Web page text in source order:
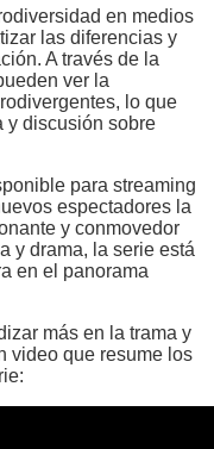
en medios
las diferencias y
A través de la
ver la
lo que
y discusión sobre
para streaming
espectadores la
y conmovedor
y drama, la serie está
en el panorama
más en la trama y
video que resume los